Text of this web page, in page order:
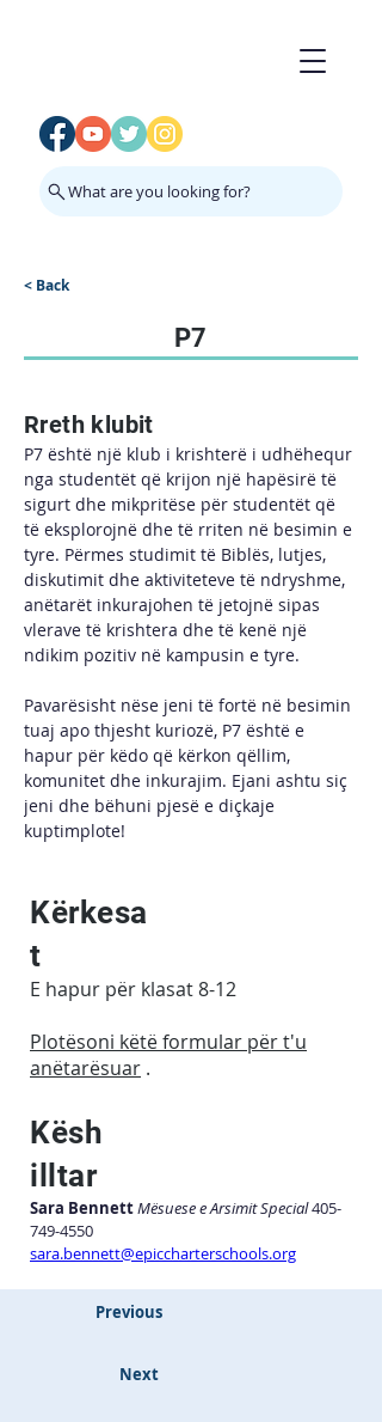
What are you looking for?
< Back
P7
Rreth klubit
P7 është një klub i krishterë i udhëhequr
nga studentët që krijon një hapësirë të
sigurt dhe mikpritëse për studentët që
të eksplorojnë dhe të rriten në besimin e
tyre. Përmes studimit të Biblës, lutjes,
diskutimit dhe aktiviteteve të ndryshme,
anëtarët inkurajohen të jetojnë sipas
vlerave të krishtera dhe të kenë një
ndikim pozitiv në kampusin e tyre.
Pavarësisht nëse jeni të fortë në besimin
tuaj apo thjesht kuriozë, P7 është e
hapur për këdo që kërkon qëllim,
komunitet dhe inkurajim. Ejani ashtu siç
jeni dhe bëhuni pjesë e diçkaje
kuptimplote!
Kërkesa
t
E hapur për klasat 8-12
Plotësoni këtë formular për t'u
anëtarësuar .
Kësh
illtar
Sara BennettMësuese e Arsimit Special 405-
749-4550
sara.bennett@epiccharterschools.org
Previous
Next